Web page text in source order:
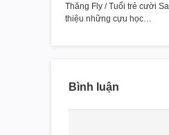
Thăng Fly / Tuổi trẻ cười
thiệu những cựu học…
Bình luận